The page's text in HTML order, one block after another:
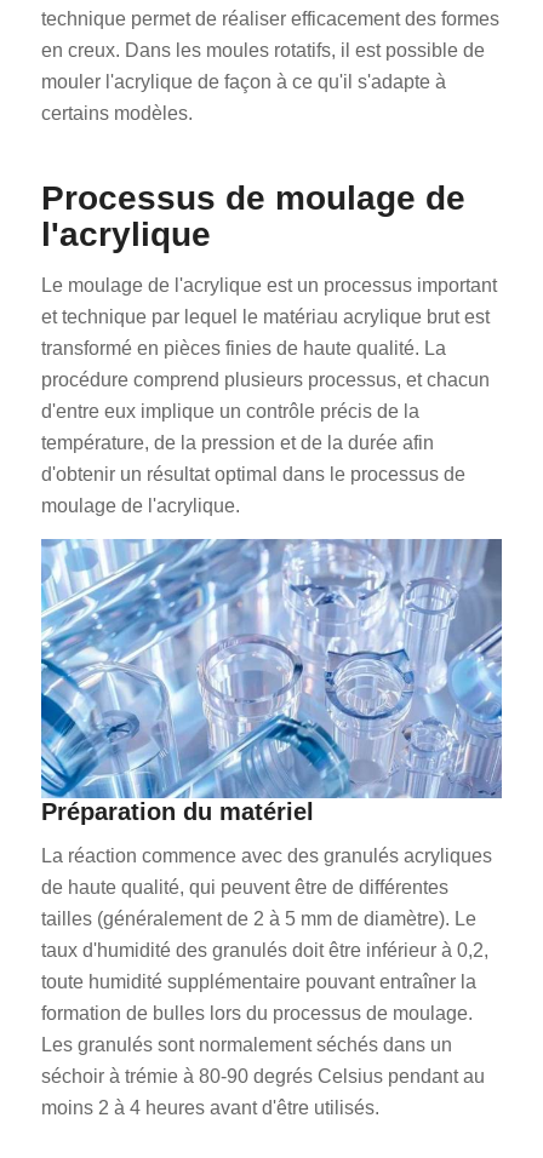
technique permet de réaliser efficacement des formes
en creux. Dans les moules rotatifs, il est possible de
mouler l'acrylique de façon à ce qu'il s'adapte à
certains modèles.
Processus de moulage de
l'acrylique
Le moulage de l'acrylique est un processus important
et technique par lequel le matériau acrylique brut est
transformé en pièces finies de haute qualité. La
procédure comprend plusieurs processus, et chacun
d'entre eux implique un contrôle précis de la
température, de la pression et de la durée afin
d'obtenir un résultat optimal dans le processus de
moulage de l'acrylique.
Préparation du matériel
La réaction commence avec des granulés acryliques
de haute qualité, qui peuvent être de différentes
tailles (généralement de 2 à 5 mm de diamètre). Le
taux d'humidité des granulés doit être inférieur à 0,2,
toute humidité supplémentaire pouvant entraîner la
formation de bulles lors du processus de moulage.
Les granulés sont normalement séchés dans un
séchoir à trémie à 80-90 degrés Celsius pendant au
moins 2 à 4 heures avant d'être utilisés.